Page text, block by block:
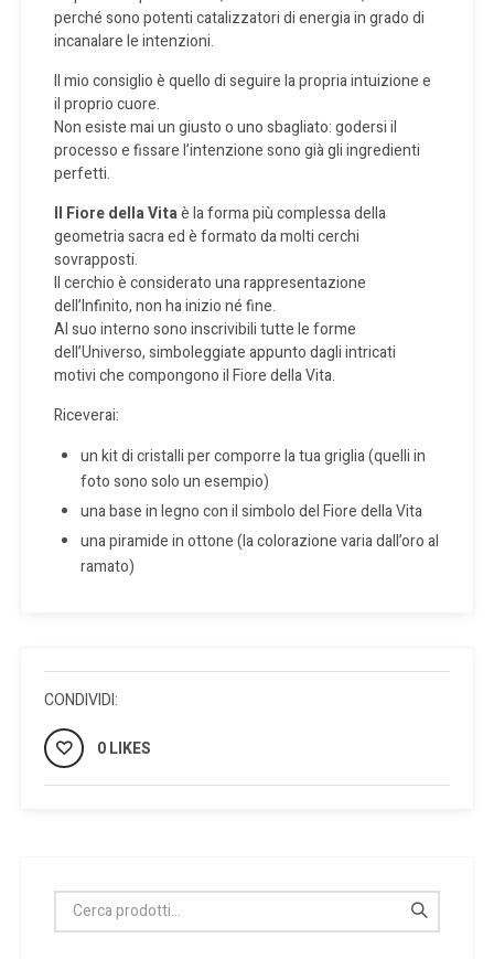
perché sono potenti catalizzatori di energia in grado di
incanalare le intenzioni.
Il mio consiglio è quello di seguire la propria intuizione e
il proprio cuore.
Non esiste mai un giusto o uno sbagliato: godersi il
processo e fissare l’intenzione sono già gli ingredienti
perfetti.
Il Fiore della Vitaè la forma più complessa della
geometria sacra ed è formato da molti cerchi
sovrapposti.
Il cerchio è considerato una rappresentazione
dell’Infinito, non ha inizio né fine.
Al suo interno sono inscrivibili tutte le forme
dell’Universo, simboleggiate appunto dagli intricati
motivi che compongono il Fiore della Vita.
Riceverai:
un kit di cristalli per comporre la tua griglia (quelli in
foto sono solo un esempio)
una base in legno con il simbolo del Fiore della Vita
una piramide in ottone (la colorazione varia dall’oro al
ramato)
CONDIVIDI:
0 LIKES